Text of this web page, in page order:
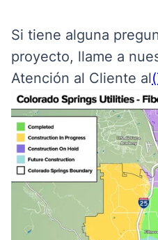
Si tiene alguna
proyecto, llame a
Atención al Cliente al